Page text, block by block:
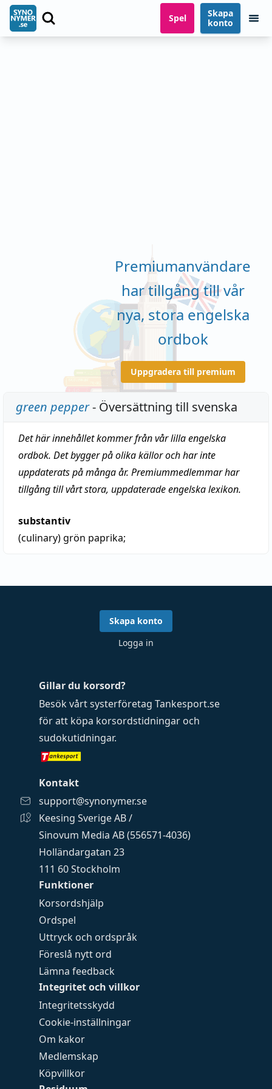
Spel
Skapa
konto
Premiumanvändare
har tillgång till vår
nya, stora engelska
ordbok
Uppgradera till premium
green pepper- Översättning till svenska
Det här innehållet kommer från vår lilla engelska
ordbok. Det bygger på olika källor och har inte
uppdaterats på många år. Premiummedlemmar har
tillgång till vårt stora, uppdaterade engelska lexikon.
substantiv
(culinary)grön paprika;
Funktioner
Korsordshjälp
Ordspel
Uttryck och ordspråk
Föreslå nytt ord
Lämna feedback
Integritet och villkor
Integritetsskydd
Cookie-inställningar
Om kakor
Medlemskap
Köpvillkor
Gillar du korsord?
Besök vårt systerföretag Tankesport.se
för att köpa korsordstidningar och
sudokutidningar.
Kontakt
support@synonymer.se
Keesing Sverige AB /
Sinovum Media AB (556571-4036)
Holländargatan 23
111 60 Stockholm
Skapa konto
Logga in